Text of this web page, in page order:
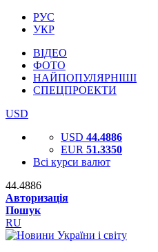
РУС
УКР
ВІДЕО
ФОТО
НАЙПОПУЛЯРНІШІ
СПЕЦПРОЕКТИ
USD
USD 44.4886
EUR 51.3350
Всі курси валют
44.4886
Авторизація
Пошук
RU